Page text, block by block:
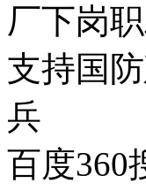
厂下岗
支持国
兵
百度360